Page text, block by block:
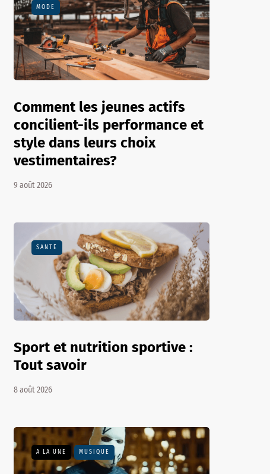
MODE
Comment les jeunes actifs
concilient-ils performance et
style dans leurs choix
vestimentaires?
9 août 2026
SANTÉ
Sport et nutrition sportive :
Tout savoir
8 août 2026
A LA UNE MUSIQUE